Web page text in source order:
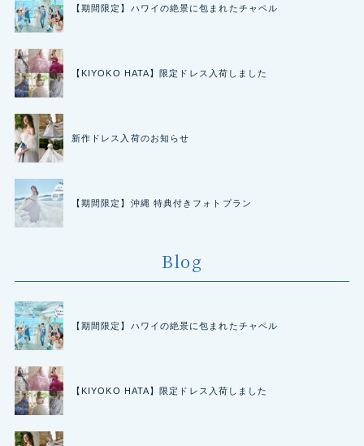
【期間限定】ハワイの絶景に包まれたチャペル
【KIYOKO HATA】限定ドレス入荷しました
新作ドレス入荷のお知らせ
【期間限定】沖縄 特典付きフォトプラン
Blog
【期間限定】ハワイの絶景に包まれたチャペル
【KIYOKO HATA】限定ドレス入荷しました